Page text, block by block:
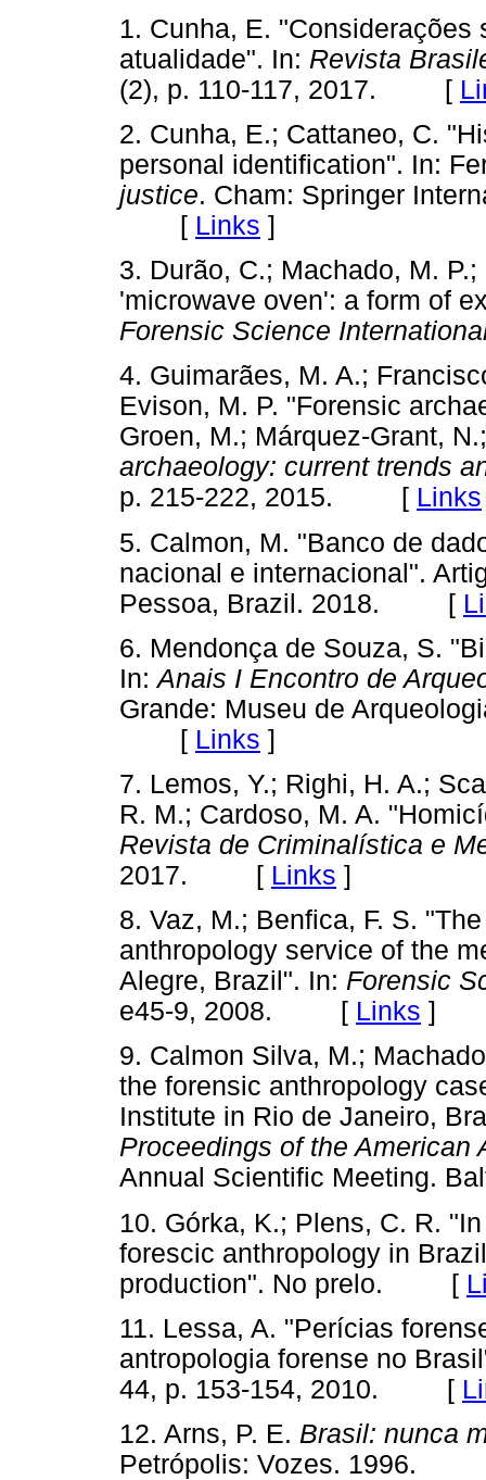
1. Cunha, E.
atualidade". In: Revista
(2), p. 110-117, 2017. [
2. Cunha, E.; Cattaneo, C.
personal identification". In:
justice. Cham: Springer
[ Links ]
3. Durão, C.; Machado, M.
'microwave oven': a form of
Forensic Science
4. Guimarães, M. A.;
Evison, M. P. "Forensic
Groen, M.; Márquez-Grant,
archaeology: current trends
p. 215-222, 2015. [ Links
5. Calmon, M. "Banco de
nacional e internacional".
Pessoa, Brazil. 2018. [
6. Mendonça de Souza, S.
In:Anais I Encontro de
Grande: Museu de
[ Links ]
7. Lemos, Y.; Righi, H. A.;
R. M.; Cardoso, M. A.
Revista de Criminalística e
2017. [ Links ]
8. Vaz, M.; Benfica, F. S.
anthropology service of the
Alegre, Brazil". In: Forensic
e45-9, 2008. [ Links ]
9. Calmon Silva, M.;
the forensic anthropology
Institute in Rio de Janeiro,
Proceedings of the American
Annual Scientific Meeting.
10. Górka, K.; Plens, C. R.
forescic anthropology in
production". No prelo. [
11. Lessa, A. "Perícias
antropologia forense no
44, p. 153-154, 2010. [
12. Arns, P. E. Brasil: nunca
Petrópolis: Vozes.